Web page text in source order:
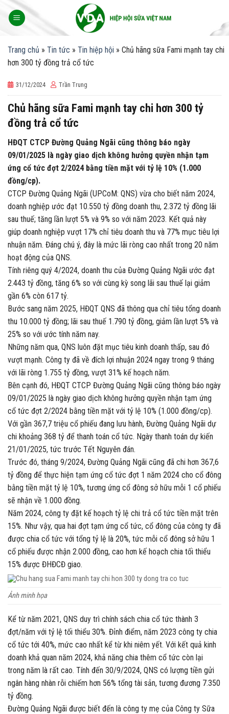
Trang chủ » Tin tức » Tin hiệp hội » Chủ hãng sữa Fami mạnh tay chi
hơn 300 tỷ đồng trả cổ tức
31/12/2024 Trần Trung
Chủ hãng sữa Fami mạnh tay chi hơn 300 tỷ
đồng trả cổ tức
HĐQT CTCP Đường Quảng Ngãi cũng thông báo ngày
09/01/2025 là ngày giao dịch không hưởng quyền nhận tạm
ứng cổ tức đợt 2/2024 bằng tiền mặt với tỷ lệ 10% (1.000
đồng/cp).
CTCP Đường Quảng Ngãi (UPCoM: QNS) vừa cho biết năm 2024,
doanh nghiệp ước đạt 10.550 tỷ đồng doanh thu, 2.372 tỷ đồng lãi
sau thuế; tăng lần lượt 5% và 9% so với năm 2023. Kết quả này
giúp doanh nghiệp vượt 17% chỉ tiêu doanh thu và 77% mục tiêu lợi
nhuận năm. Đáng chú ý, đây là mức lãi ròng cao nhất trong 20 năm
hoạt động của QNS.
Tính riêng quý 4/2024, doanh thu của Đường Quảng Ngãi ước đạt
2.443 tỷ đồng, tăng 6% so với cùng kỳ song lãi sau thuế lại giảm
gần 6% còn 617 tỷ.
Bước sang năm 2025, HĐQT QNS đã thông qua chỉ tiêu tổng doanh
thu 10.000 tỷ đồng; lãi sau thuế 1.790 tỷ đồng, giảm lần lượt 5% và
25% so với ước tính năm nay.
Những năm qua, QNS luôn đặt mục tiêu kinh doanh thấp, sau đó
vượt mạnh. Công ty đã về đích lợi nhuận 2024 ngay trong 9 tháng
với lãi ròng 1.755 tỷ đồng, vượt 31% kế hoạch năm.
Bên cạnh đó, HĐQT CTCP Đường Quảng Ngãi cũng thông báo ngày
09/01/2025 là ngày giao dịch không hưởng quyền nhận tạm ứng
cổ tức đợt 2/2024 bằng tiền mặt với tỷ lệ 10% (1.000 đồng/cp).
Với gần 367,7 triệu cổ phiếu đang lưu hành, Đường Quảng Ngãi dự
chi khoảng 368 tỷ để thanh toán cổ tức. Ngày thanh toán dự kiến
21/01/2025, tức trước Tết Nguyên đán.
Trước đó, tháng 9/2024, Đường Quảng Ngãi cũng đã chi hơn 367,6
tỷ đồng để thực hiện tạm ứng cổ tức đợt 1 năm 2024 cho cổ đông
bằng tiền mặt tỷ lệ 10%, tương ứng cổ đông sở hữu mỗi 1 cổ phiếu
sẽ nhận về 1.000 đồng.
Năm 2024, công ty đặt kế hoạch tỷ lệ chi trả cổ tức tiền mặt trên
15%. Như vậy, qua hai đợt tạm ứng cổ tức, cổ đông của công ty đã
được chia cổ tức với tổng tỷ lệ là 20%, tức mỗi cổ đông sở hữu 1
cổ phiếu được nhận 2.000 đồng, cao hơn kế hoạch chia tối thiểu
15% được ĐHĐCĐ giao.
Ảnh minh họa
Kể từ năm 2021, QNS duy trì chính sách chia cổ tức thành 3
đợt/năm với tỷ lệ tối thiểu 30%. Đỉnh điểm, năm 2023 công ty chia
cổ tức tới 40%, mức cao nhất kể từ khi niêm yết. Với kết quả kinh
doanh khả quan năm 2024, khả năng chia thêm cổ tức còn lại
trong năm là rất cao. Tính đến 30/9/2024, QNS có lượng tiền gửi
ngân hàng nhàn rỗi chiếm hơn 56% tổng tài sản, tương đương 7.350
tỷ đồng.
Đường Quảng Ngãi được biết đến là công ty mẹ của Công ty Sữa